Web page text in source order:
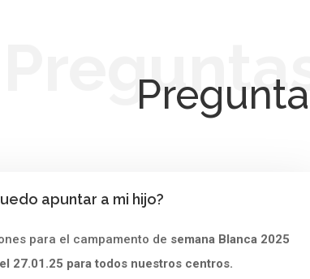
apuntar a mi hijo?
para el campamento de semana Blanca 2025
27.01.25 para todos nuestros centros.